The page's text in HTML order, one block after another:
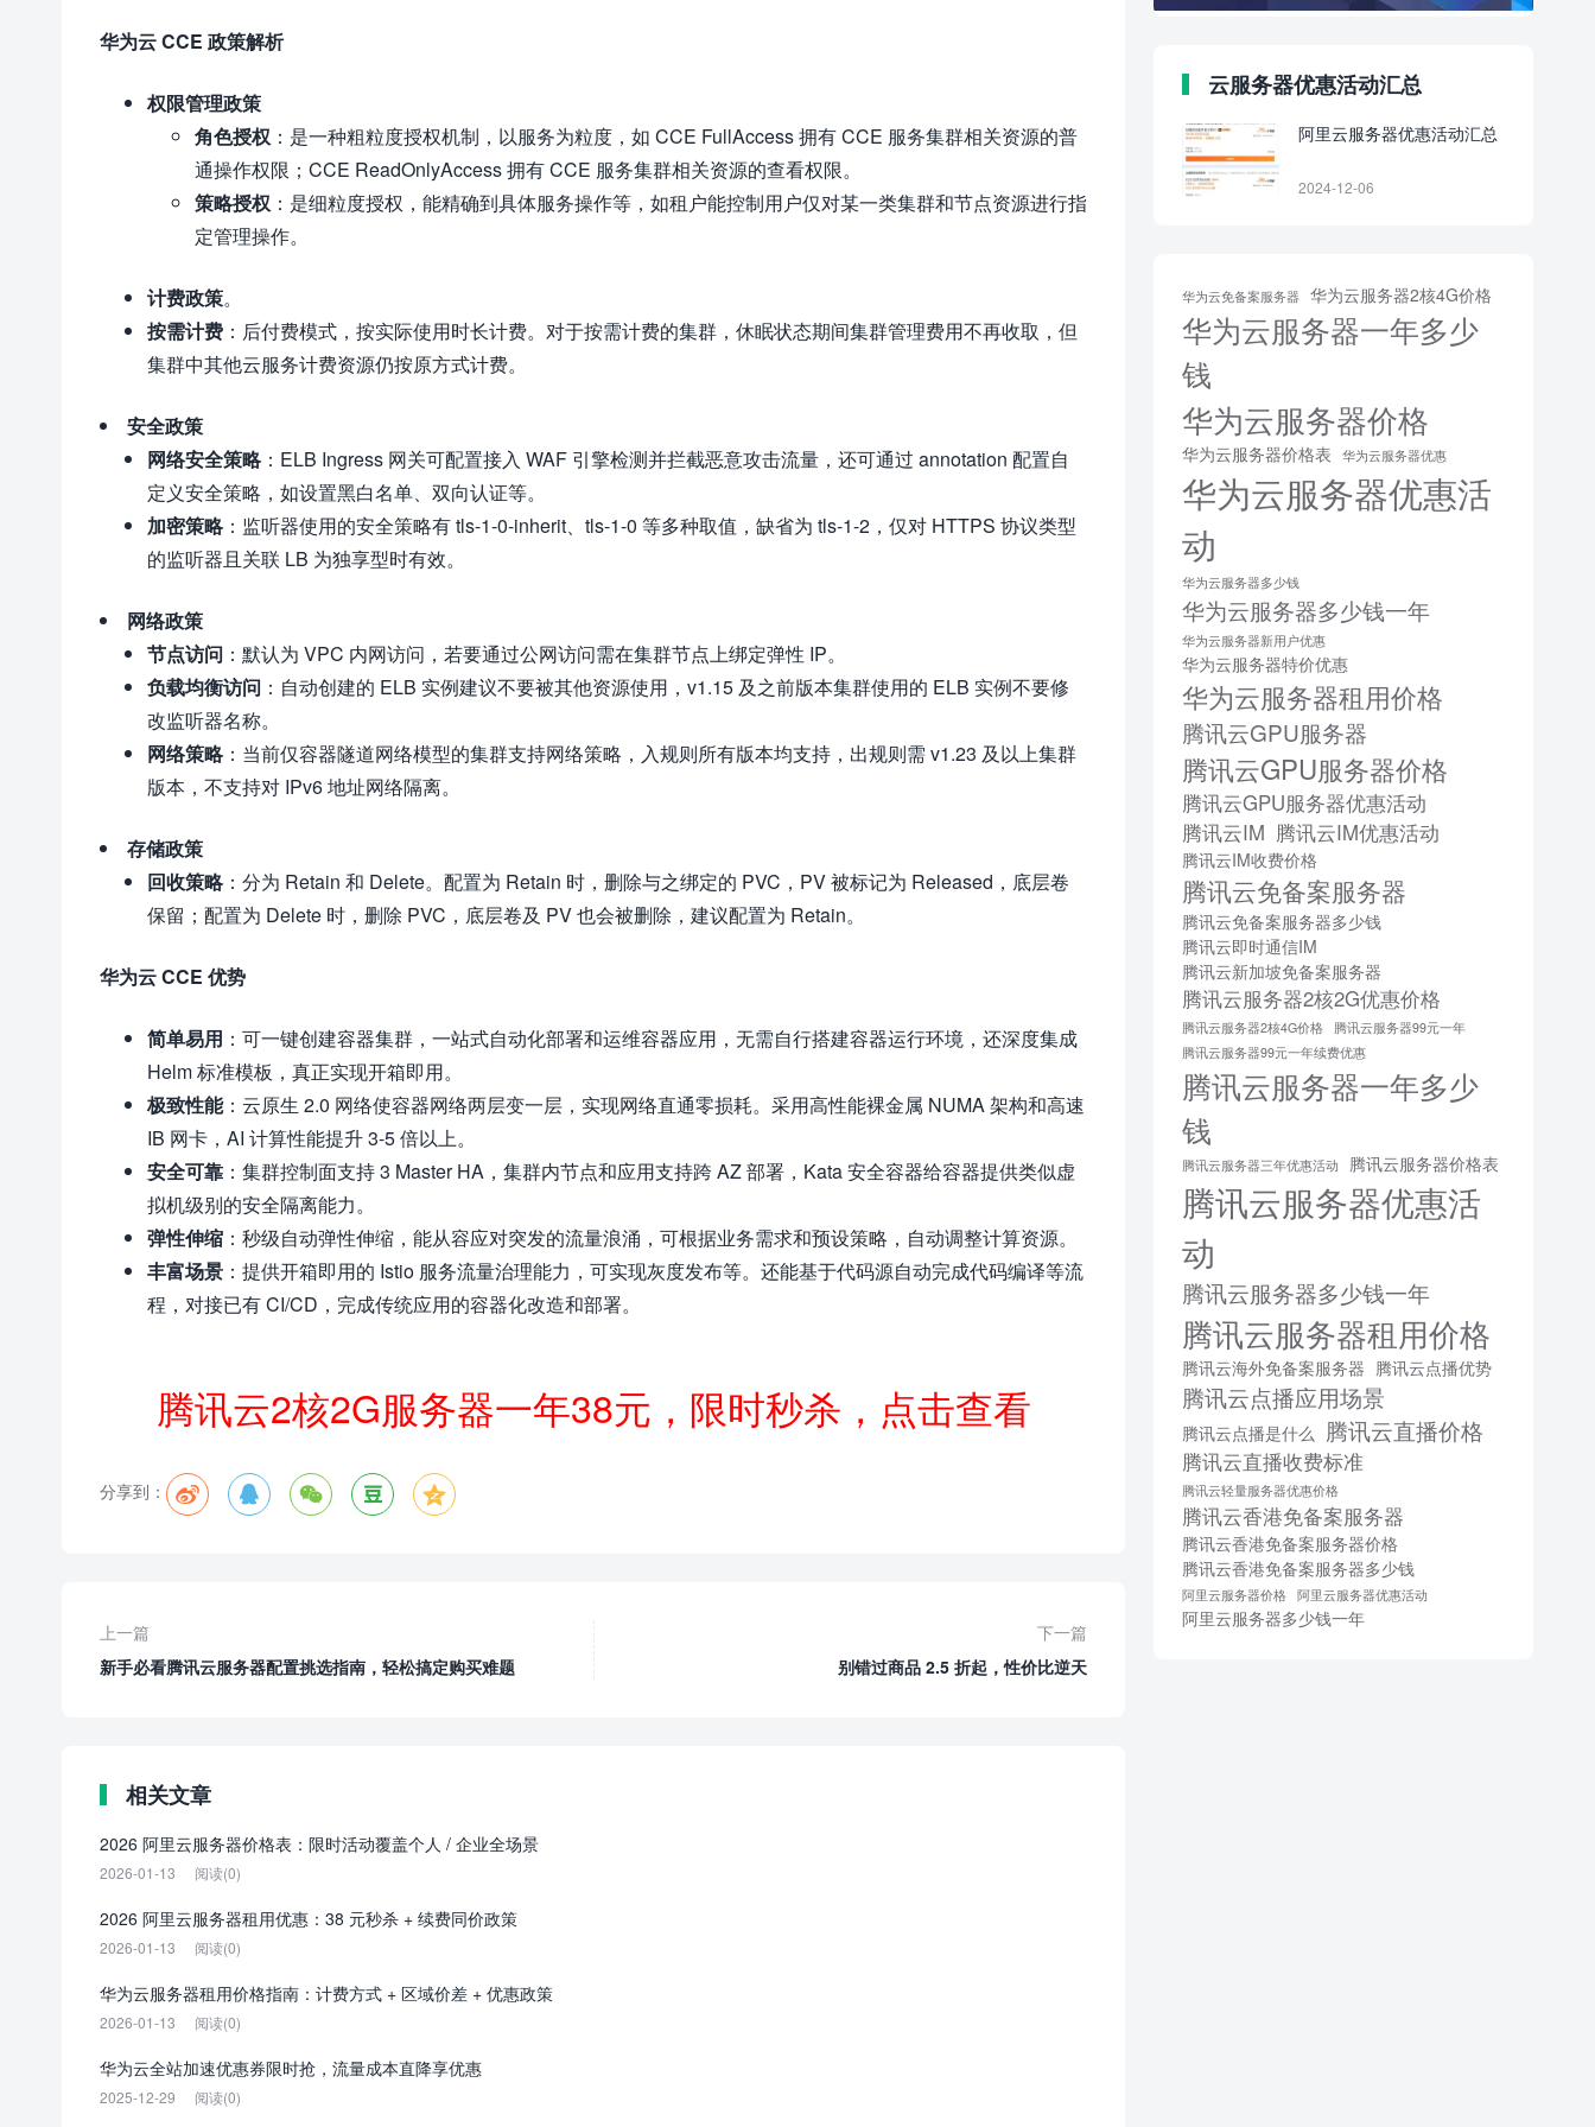
华为云 CCE 政策解析
权限管理政策
角色授权 ：是一种粗粒度授权机制，以服务为粒度，如 CCE FullAccess 拥有 CCE 服务集群相关资源的普
通操作权限；CCE ReadOnlyAccess 拥有 CCE 服务集群相关资源的查看权限。
策略授权 ：是细粒度授权，能精确到具体服务操作等，如租户能控制用户仅对某一类集群和节点资源进行指
定管理操作。
计费政策。
按需计费 ：后付费模式，按实际使用时长计费。对于按需计费的集群，休眠状态期间集群管理费用不再收取，但
集群中其他云服务计费资源仍按原方式计费。
安全政策
网络安全策略：ELB Ingress 网关可配置接入 WAF 引擎检测并拦截恶意攻击流量，还可通过 annotation 配置自
定义安全策略，如设置黑白名单、双向认证等。
加密策略：监听器使用的安全策略有 tls-1-0-inherit、tls-1-0 等多种取值，缺省为 tls-1-2，仅对 HTTPS 协议类型
的监听器且关联 LB 为独享型时有效。
网络政策
节点访问 ：默认为 VPC 内网访问，若要通过公网访问需在集群节点上绑定弹性 IP。
负载均衡访问 ：自动创建的 ELB 实例建议不要被其他资源使用，v1.15 及之前版本集群使用的 ELB 实例不要修
改监听器名称。
网络策略：当前仅容器隧道网络模型的集群支持网络策略，入规则所有版本均支持，出规则需 v1.23 及以上集群
版本，不支持对 IPv6 地址网络隔离。
存储政策
回收策略：分为 Retain 和 Delete。配置为 Retain 时，删除与之绑定的 PVC，PV 被标记为 Released，底层卷
保留；配置为 Delete 时，删除 PVC，底层卷及 PV 也会被删除，建议配置为 Retain。
华为云 CCE 优势
简单易用 ：可一键创建容器集群，一站式自动化部署和运维容器应用，无需自行搭建容器运行环境，还深度集成
Helm 标准模板，真正实现开箱即用。
极致性能：云原生 2.0 网络使容器网络两层变一层，实现网络直通零损耗。采用高性能裸金属 NUMA 架构和高速
IB 网卡，AI 计算性能提升 3-5 倍以上。
安全可靠 ：集群控制面支持 3 Master HA，集群内节点和应用支持跨 AZ 部署，Kata 安全容器给容器提供类似虚
拟机级别的安全隔离能力。
弹性伸缩 ：秒级自动弹性伸缩，能从容应对突发的流量浪涌，可根据业务需求和预设策略，自动调整计算资源。
丰富场景 ：提供开箱即用的 Istio 服务流量治理能力，可实现灰度发布等。还能基于代码源自动完成代码编译等流
程，对接已有 CI/CD，完成传统应用的容器化改造和部署。
腾讯云2核2G服务器一年38元，限时秒杀，点击查看
分享到：     
上一篇
新手必看腾讯云服务器配置挑选指南，轻松搞定购买难题
下一篇
别错过商品 2.5 折起，性价比逆天
相关文章
2026 阿里云服务器价格表：限时活动覆盖个人 / 企业全场景
2026-01-13 阅读(0)
2026 阿里云服务器租用优惠：38 元秒杀 + 续费同价政策
2026-01-13 阅读(0)
华为云服务器租用价格指南：计费方式 + 区域价差 + 优惠政策
2026-01-13 阅读(0)
华为云全站加速优惠券限时抢，流量成本直降享优惠
2025-12-29 阅读(0)
云服务器优惠活动汇总
阿里云服务器优惠活动汇总
2024-12-06
华为云免备案服务器 华为云服务器2核4G价格
华为云服务器一年多少
钱
华为云服务器价格
华为云服务器价格表 华为云服务器优惠
华为云服务器优惠活
动
华为云服务器多少钱
华为云服务器多少钱一年
华为云服务器新用户优惠
华为云服务器特价优惠
华为云服务器租用价格
腾讯云GPU服务器
腾讯云GPU服务器价格
腾讯云GPU服务器优惠活动
腾讯云IM 腾讯云IM优惠活动
腾讯云IM收费价格
腾讯云免备案服务器
腾讯云免备案服务器多少钱
腾讯云即时通信IM
腾讯云新加坡免备案服务器
腾讯云服务器2核2G优惠价格
腾讯云服务器2核4G价格
腾讯云服务器99元一年
腾讯云服务器99元一年续费优惠
腾讯云服务器一年多少
钱
腾讯云服务器三年优惠活动 腾讯云服务器价格表
腾讯云服务器优惠活
动
腾讯云服务器多少钱一年
腾讯云服务器租用价格
腾讯云海外免备案服务器 腾讯云点播优势
腾讯云点播应用场景
腾讯云点播是什么 腾讯云直播价格
腾讯云直播收费标准
腾讯云轻量服务器优惠价格
腾讯云香港免备案服务器
腾讯云香港免备案服务器价格
腾讯云香港免备案服务器多少钱
阿里云服务器价格 阿里云服务器优惠活动
阿里云服务器多少钱一年